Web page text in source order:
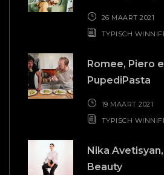
26 MAART 2021
TYPISCH
Romee, Piero
PupediPasta
19 MAART 2021
TYPISCH
Nika
Beauty